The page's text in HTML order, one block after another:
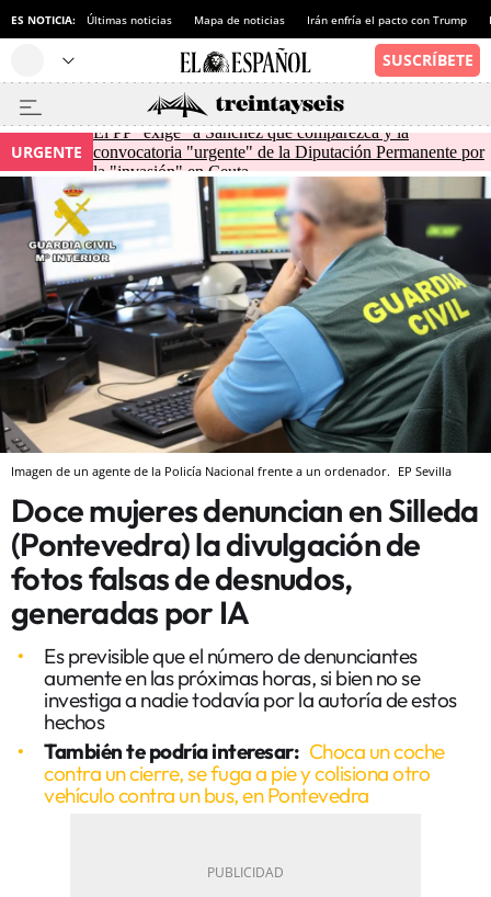
ES NOTICIA: Últimas noticias Mapa de noticias Irán enfría el pacto con Trump
URGENTE
El PP "exige" a Sánchez que comparezca y la
convocatoria "urgente" de la Diputación Permanente por
la "invasión" en Ceuta
Imagen de un agente de la Policía Nacional frente a un ordenador. EP Sevilla
Doce mujeres denuncian en Silleda
(Pontevedra) la divulgación de
fotos falsas de desnudos,
generadas por IA
Es previsible que el número de denunciantes
aumente en las próximas horas, si bien no se
investiga a nadie todavía por la autoría de estos
hechos
También te podría interesar: Choca un coche
contra un cierre, se fuga a pie y colisiona otro
vehículo contra un bus, en Pontevedra